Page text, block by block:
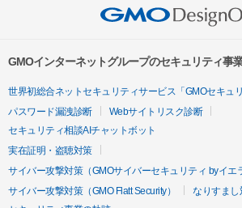
GMOインターネットグループのセキュリティ事
世界初総合ネットセキュリティサービス「GMOセキュリ
パスワード漏洩診断
Webサイトリスク診断
セキュリティ相談AIチャットボット
実在証明・盗聴対策
サイバー攻撃対策（GMOサイバーセキュリティ byイエ
サイバー攻撃対策（GMO Flatt Security）
なりすまし